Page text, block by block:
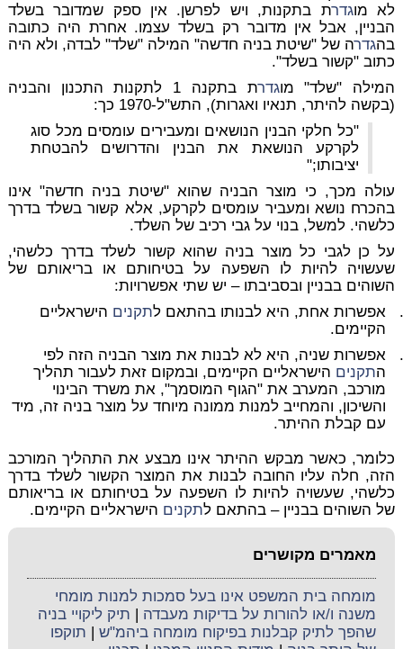
לא מוגדרת בתקנות, ויש לפרשן. אין ספק שמדובר בשלד
הבניין, אבל אין מדובר רק בשלד עצמו. אחרת היה כתובה
בהגדרה של "שיטת בניה חדשה" המילה "שלד" לבדה, ולא היה
כתוב "קשור בשלד".
המילה "שלד" מוגדר
ת בתקנה 1 לתקנות התכנון והבניה
(בקשה להיתר, תנאיו ואגרות), התש"ל-1970 כך:
"כל חלקי הבנין הנושאים ומעבירים עומסים מכל סוג
לקרקע הנושאת את הבנין והדרושים להבטחת
יציבותו;"
עולה מכך, כי מוצר הבניה שהוא "שיטת בניה חדשה" אינו
בהכרח נושא ומעביר עומסים לקרקע, אלא קשור בשלד בדרך
כלשהי. למשל, בנוי על גבי רכיב של השלד.
על כן לגבי כל מוצר בניה שהוא קשור לשלד בדרך כלשהי,
שעשויה להיות לו השפעה על בטיחותם או בריאותם של
השוהים בבניין ובסביבתו – יש שתי אפשרויות:
אפשרות אחת, היא לבנותו בהתאם לתקנים הישראליים
הקיימים.
אפשרות שניה, היא לא לבנות את מוצר הבניה הזה לפי
התקנים הישראליים הקיימים, ובמקום זאת לעבור תהליך
מורכב, המערב את "הגוף המוסמך", את משרד הבינוי
והשיכון, והמחייב למנות ממונה מיוחד על מוצר בניה זה, מיד
עם קבלת ההיתר.
כלומר, כאשר מבקש ההיתר אינו מבצע את התהליך המורכב
הזה, חלה עליו החובה לבנות את המוצר הקשור לשלד בדרך
כלשהי, שעשויה להיות לו השפעה על בטיחותם או בריאותם
של השוהים בבניין – בהתאם לתקנים הישראליים הקיימים.
מאמרים מקושרים
מומחה בית המשפט אינו בעל סמכות למנות מומחי
משנה ו/או להורות על בדיקות מעבדה
תיק ליקויי בניה
שהפך לתיק קבלנות בפיקוח מומחה ביהמ"ש
תוקפו